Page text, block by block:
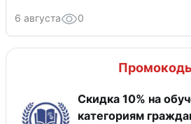
6 августа 0
Скидка 10% на
категориям